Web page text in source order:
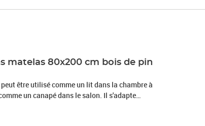
matelas 80x200 cm bois de pin
être utilisé comme un lit dans la chambre à
un canapé dans le salon. Il s'adapte
vous offrant beaucoup d'espace pour dormir et
le bois de pin massif est un matériau naturel